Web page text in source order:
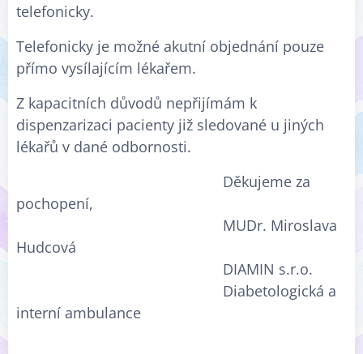
telefonicky.
Telefonicky je možné akutní objednání pouze
přímo vysílajícím lékařem.
Z kapacitních důvodů nepřijímám k
dispenzarizaci pacienty již sledované u jiných
lékařů v dané odbornosti.
Děkujeme za
pochopení,
MUDr. Miroslava
Hudcová
DIAMIN s.r.o.
Diabetologická a
interní ambulance